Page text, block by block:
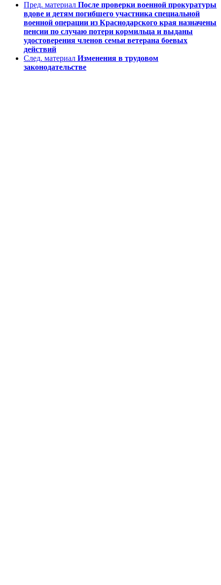
Пред. материал После проверки военной прокуратуры
вдове и детям погибшего участника специальной
военной операции из Краснодарского края назначены
пенсии по случаю потери кормильца и выданы
удостоверения членов семьи ветерана боевых
действий
След. материал Изменения в трудовом
законодательстве